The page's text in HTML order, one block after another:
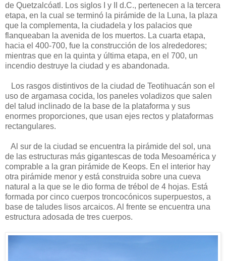
de Quetzalcóatl. Los siglos I y II d.C., pertenecen a la tercera
etapa, en la cual se terminó la pirámide de la Luna, la plaza
que la complementa, la ciudadela y los palacios que
flanqueaban la avenida de los muertos. La cuarta etapa,
hacia el 400-700, fue la construcción de los alrededores;
mientras que en la quinta y última etapa, en el 700, un
incendio destruye la ciudad y es abandonada.
Los rasgos distintivos de la ciudad de Teotihuacán son el
uso de argamasa cocida, los paneles voladizos que salen
del talud inclinado de la base de la plataforma y sus
enormes proporciones, que usan ejes rectos y plataformas
rectangulares.
Al sur de la ciudad se encuentra la pirámide del sol, una
de las estructuras más gigantescas de toda Mesoamérica y
comprable a la gran pirámide de Keops. En el interior hay
otra pirámide menor y está construida sobre una cueva
natural a la que se le dio forma de trébol de 4 hojas. Está
formada por cinco cuerpos troncocónicos superpuestos, a
base de taludes lisos arcaicos. Al frente se encuentra una
estructura adosada de tres cuerpos.